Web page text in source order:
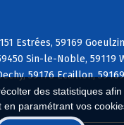
des statistiques
paramétrant vos
Estrées, 59169
Sin-le-Noble, 59119
59176 Ecaillon,